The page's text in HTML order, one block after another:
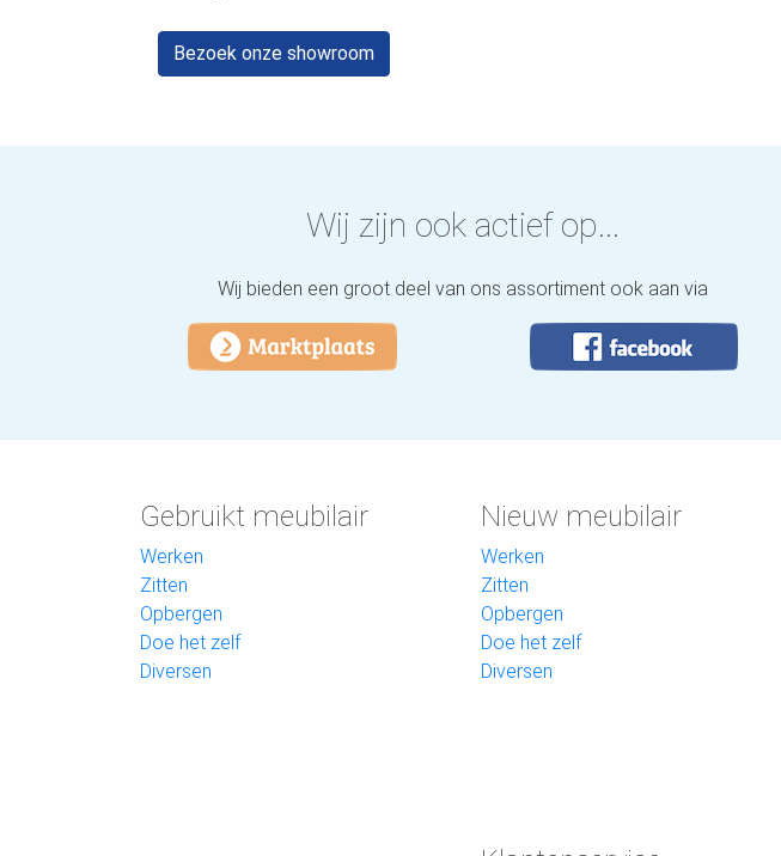
Bezoek onze showroom
Wij zijn ook actief op...
Wij bieden een groot deel van ons assortiment ook aan via
Gebruikt meubilair
Werken
Zitten
Opbergen
Doe het zelf
Diversen
Nieuw meubilair
Werken
Zitten
Opbergen
Doe het zelf
Diversen